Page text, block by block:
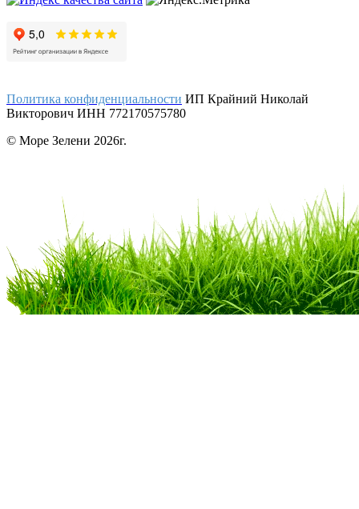
Политика конфиденциальности ИП Крайний Николай
Викторович ИНН 772170575780
© Море Зелени 2026г.